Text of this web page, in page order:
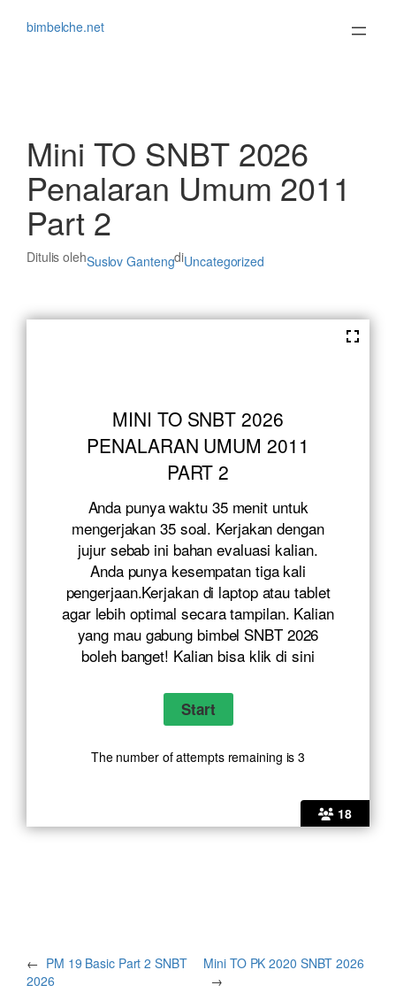
bimbelche.net
Mini TO SNBT 2026
Penalaran Umum 2011
Part 2
Ditulis olehSuslov GantengdiUncategorized
18
MINI TO SNBT 2026
PENALARAN UMUM 2011
PART 2
Anda punya waktu 35 menit untuk
mengerjakan 35 soal. Kerjakan dengan
jujur sebab ini bahan evaluasi kalian.
Anda punya kesempatan tiga kali
pengerjaan.Kerjakan di laptop atau tablet
agar lebih optimal secara tampilan. Kalian
yang mau gabung bimbel SNBT 2026
boleh banget! Kalian bisa klikdi sini
The number of attempts remaining is 3
← PM 19 Basic Part 2 SNBT
2026
Mini TO PK 2020 SNBT 2026
→